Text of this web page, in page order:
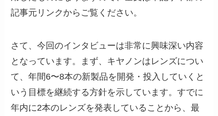
記事元リンクからご覧ください。
さて、今回のインタビューは非常に興味深い内容
となっています。まず、キヤノンはレンズについ
て、年間6〜8本の新製品を開発・投入していくと
いう目標を継続する方針を示しています。すでに
年内に2本のレンズを発表していることから、最